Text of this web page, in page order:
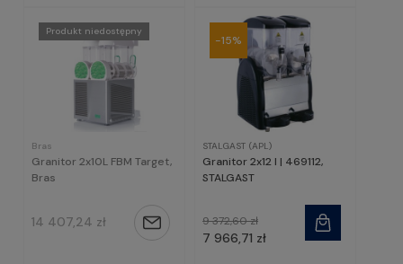
dostępności dostępności
Bras
Granitor 2x10L FBM Target,
Bras
14 407,24 zł
Produkt niedostępny
Powiadom
STALGAST (APL)
Granitor 2x12 l | 469112,
STALGAST
7 966,71 zł
9 372,60 zł
-15%